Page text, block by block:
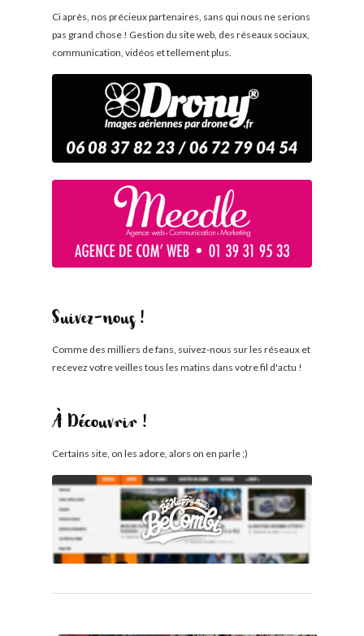
Ci après, nos précieux partenaires, sans qui nous ne serions
pas grand chose ! Gestion du site web, des réseaux sociaux,
communication, vidéos et tellement plus.
Suivez-nous !
Comme des milliers de fans, suivez-nous sur les réseaux et
recevez votre veilles tous les matins dans votre fil d'actu !
À Découvrir !
Certains site, on les adore, alors on en parle ;)